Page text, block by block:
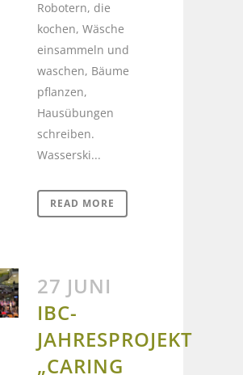
Robotern, die
kochen, Wäsche
einsammeln und
waschen, Bäume
pflanzen,
Hausübungen
schreiben.
Wasserski...
READ MORE
27 JUNI
IBC-
JAHRESPROJEKT
„CARING